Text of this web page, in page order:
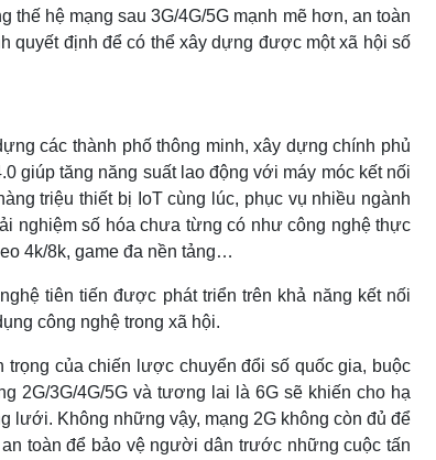
hệ mạng sau 3G/4G/5G mạnh mẽ hơn, an toàn
quyết định để có thể xây dựng được một xã hội số
các thành phố thông minh, xây dựng chính phủ
giúp tăng năng suất lao động với máy móc kết nối
triệu thiết bị IoT cùng lúc, phục vụ nhiều ngành
nghiệm số hóa chưa từng có như công nghệ thực
4k/8k, game đa nền tảng…
tiên tiến được phát triển trên khả năng kết nối
công nghệ trong xã hội.
của chiến lược chuyển đổi số quốc gia, buộc
2G/3G/4G/5G và tương lai là 6G sẽ khiến cho hạ
lưới. Không những vậy, mạng 2G không còn đủ để
toàn để bảo vệ người dân trước những cuộc tấn